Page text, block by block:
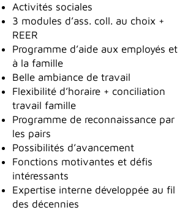
Activités sociales
3 modules d’ass. coll. au choix +
REER
Programme d’aide aux employés et
à la famille
Belle ambiance de travail
Flexibilité d’horaire + conciliation
travail famille
Programme de reconnaissance par
les pairs
Possibilités d’avancement
Fonctions motivantes et défis
intéressants
Expertise interne développée au fil
des décennies